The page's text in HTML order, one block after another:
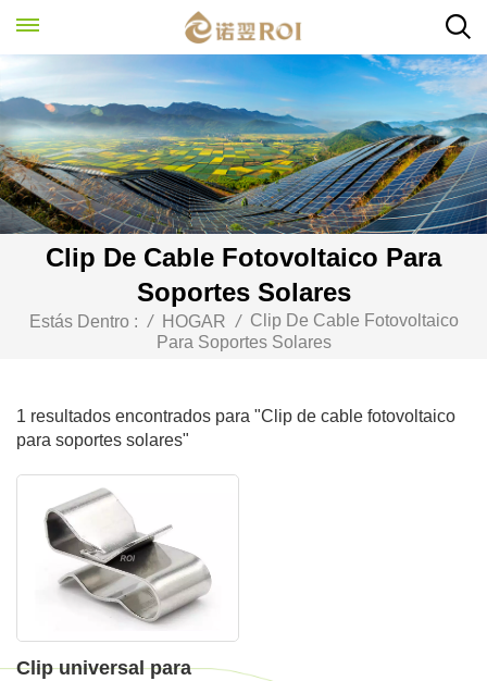
Clip De Cable Fotovoltaico Para
Soportes Solares
Estás Dentro : / HOGAR /
Clip De Cable Fotovoltaico
Para Soportes Solares
1 resultados encontrados para "Clip de cable fotovoltaico
para soportes solares"
Clip universal para